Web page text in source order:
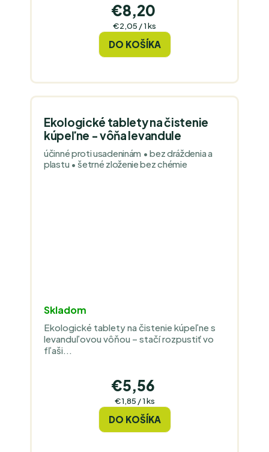
€8,20
Jednotková
€2,05 / 1 ks
DO KOŠÍKA
Ekologické tablety na čistenie
kúpeľne - vôňa levandule
účinné proti usadeninám • bez dráždenia a
plastu • šetrné zloženie bez chémie
Skladom
Ekologické tablety na čistenie kúpeľne s
levanduľovou vôňou – stačí rozpustiť vo
fľaši...
€5,56
Jednotková
€1,85 / 1 ks
DO KOŠÍKA